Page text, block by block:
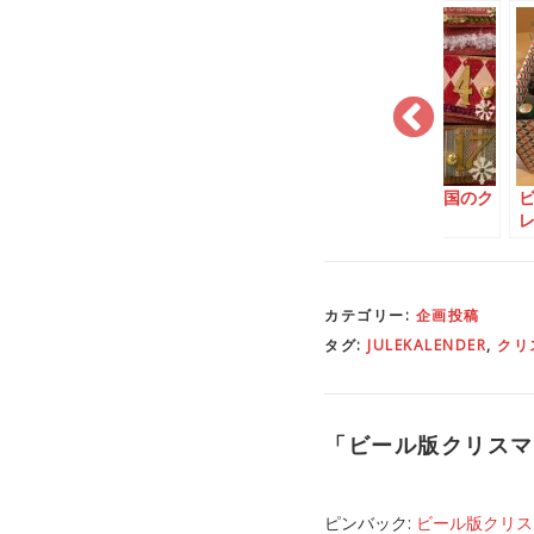
Let’s シェア！外国のク
カテゴリー: 企画投稿
タグ: JULEKALENDER, クリ
「 ビール版クリス
ピンバック: ビール版クリ